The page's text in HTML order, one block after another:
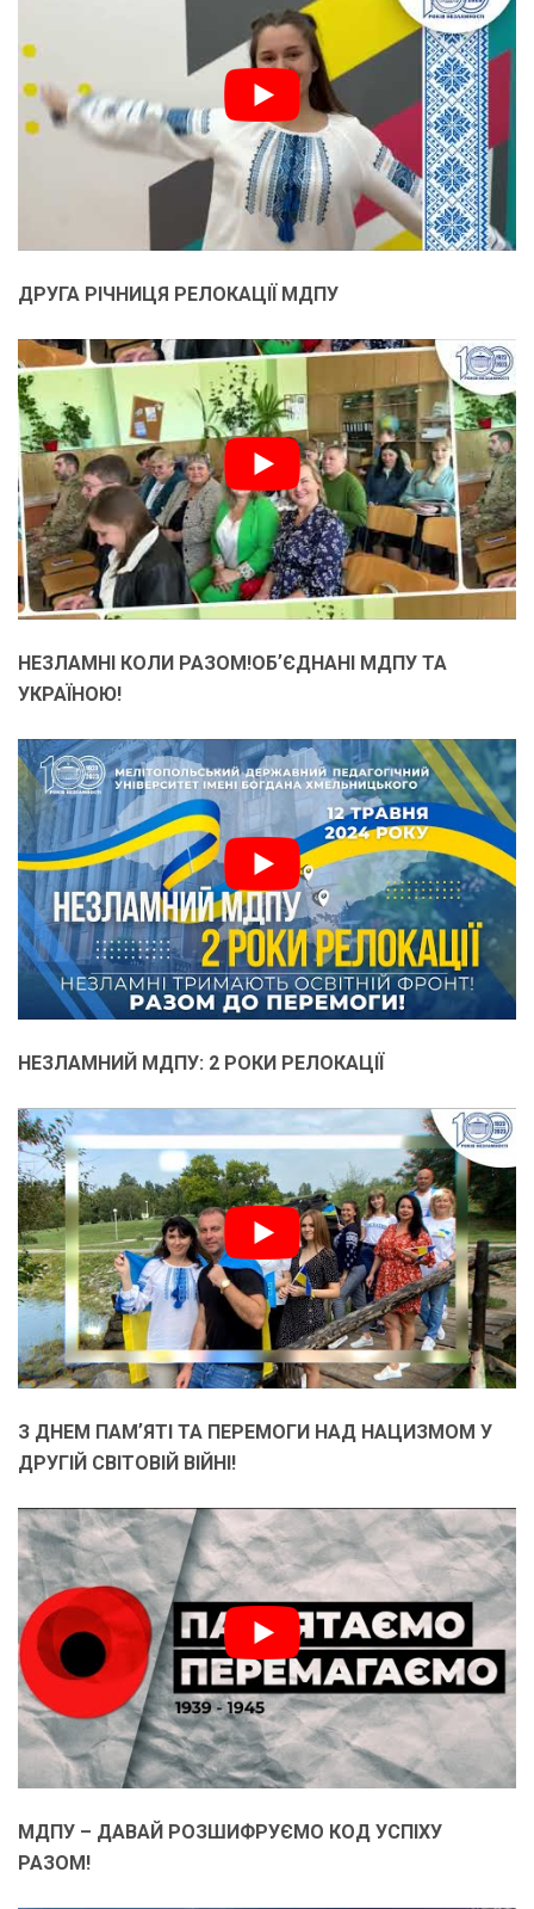
ДРУГА РІЧНИЦЯ РЕЛОКАЦІЇ МДПУ
НЕЗЛАМНІ КОЛИ РАЗОМ!ОБʼЄДНАНІ МДПУ ТА
УКРАЇНОЮ!
НЕЗЛАМНИЙ МДПУ: 2 РОКИ РЕЛОКАЦІЇ
З ДНЕМ ПАМʼЯТІ ТА ПЕРЕМОГИ НАД НАЦИЗМОМ У
ДРУГІЙ СВІТОВІЙ ВІЙНІ!
МДПУ – ДАВАЙ РОЗШИФРУЄМО КОД УСПІХУ
РАЗОМ!